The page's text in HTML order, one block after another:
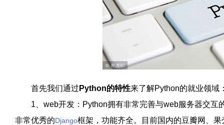
首先我们通过 Python的特性来了解Python的就业领域
1、web开发：Python拥有非常完善与web服务器交互
非常优秀的Django框架，功能齐全。目前国内的豆瓣网、